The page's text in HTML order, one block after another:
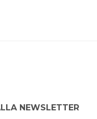
NEWSLETTER